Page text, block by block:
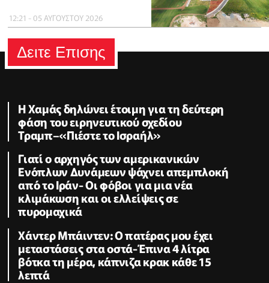
12:21 - 05 ΑΥΓΟΥΣΤΟΥ 2026
Δειτε Επισης
Η Χαμάς δηλώνει έτοιμη για τη δεύτερη
φάση του ειρηνευτικού σχεδίου
Τραμπ–«Πιέστε το Ισραήλ»
Γιατί ο αρχηγός των αμερικανικών
Ενόπλων Δυνάμεων ψάχνει απεμπλοκή
από το Ιράν- Οι φόβοι για μια νέα
κλιμάκωση και οι ελλείψεις σε
πυρομαχικά
Χάντερ Μπάιντεν: Ο πατέρας μου έχει
μεταστάσεις στα οστά-Έπινα 4 λίτρα
βότκα τη μέρα, κάπνιζα κρακ κάθε 15
λεπτά